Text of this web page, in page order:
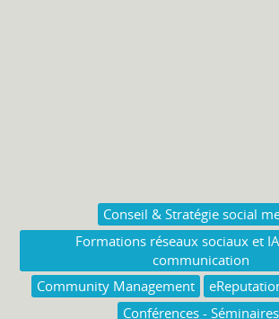
Conseil & Stratégie social
Formations réseaux sociaux et
communication
Community Management
Conférences - Séminaires